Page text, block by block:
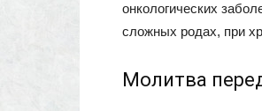
онкологических
сложных родах, при
Молитва